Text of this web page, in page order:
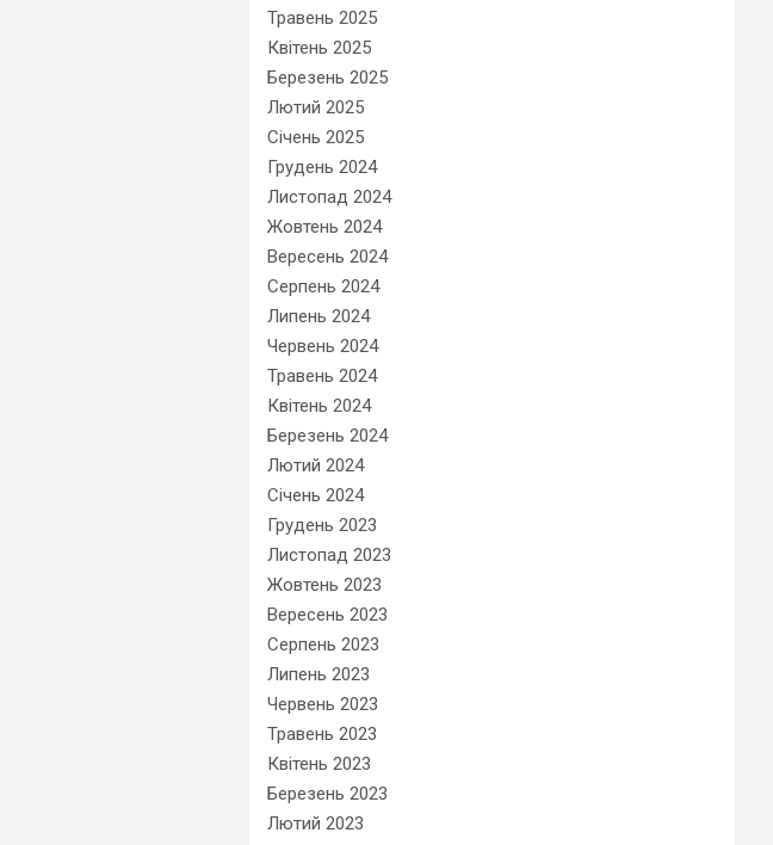
Травень 2025
Квітень 2025
Березень 2025
Лютий 2025
Січень 2025
Грудень 2024
Листопад 2024
Жовтень 2024
Вересень 2024
Серпень 2024
Липень 2024
Червень 2024
Травень 2024
Квітень 2024
Березень 2024
Лютий 2024
Січень 2024
Грудень 2023
Листопад 2023
Жовтень 2023
Вересень 2023
Серпень 2023
Липень 2023
Червень 2023
Травень 2023
Квітень 2023
Березень 2023
Лютий 2023